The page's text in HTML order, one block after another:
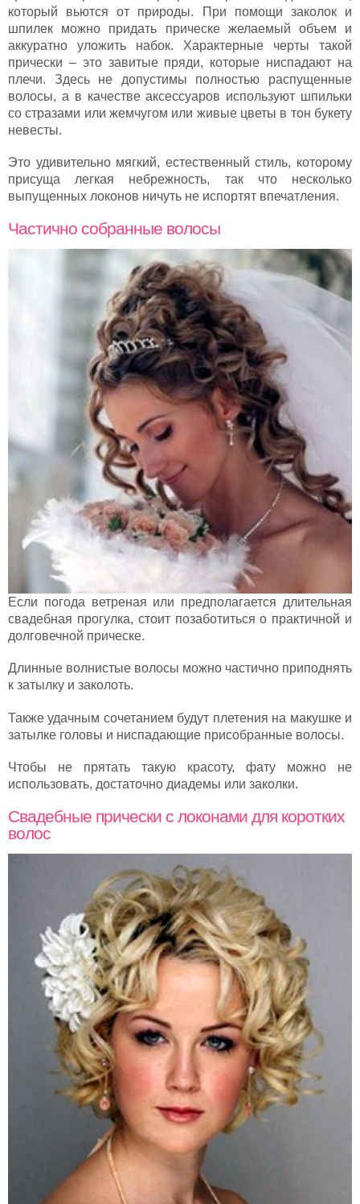
который вьются от природы. При помощи заколок и
шпилек можно придать прическе желаемый объем и
аккуратно уложить набок. Характерные черты такой
прически – это завитые пряди, которые ниспадают на
плечи. Здесь не допустимы полностью распущенные
волосы, а в качестве аксессуаров используют шпильки
со стразами или жемчугом или живые цветы в тон букету
невесты.
Это удивительно мягкий, естественный стиль, которому
присуща легкая небрежность, так что несколько
выпущенных локонов ничуть не испортят впечатления.
Частично собранные волосы
Если погода ветреная или предполагается длительная
свадебная прогулка, стоит позаботиться о практичной и
долговечной прическе.
Длинные волнистые волосы можно частично приподнять
к затылку и заколоть.
Также удачным сочетанием будут плетения на макушке и
затылке головы и ниспадающие присобранные волосы.
Чтобы не прятать такую красоту, фату можно не
использовать, достаточно диадемы или заколки.
Свадебные прически с локонами для коротких
волос